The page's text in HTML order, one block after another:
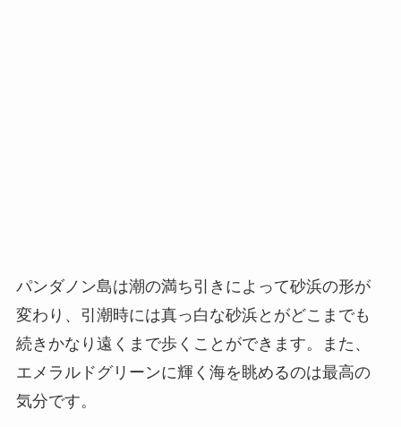
パンダノン島は潮の満ち引きによって砂浜の形が
変わり、引潮時には真っ白な砂浜とがどこまでも
続きかなり遠くまで歩くことができます。また、
エメラルドグリーンに輝く海を眺めるのは最高の
気分です。